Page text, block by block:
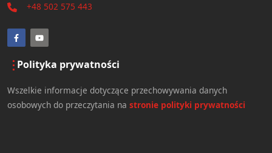
+48 502 575 443
Polityka prywatności
Wszelkie informacje dotyczące przechowywania danych
osobowych do przeczytania na stronie polityki prywatności